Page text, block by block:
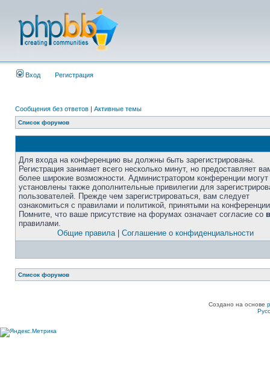
Вход Регистрация
Сообщения без ответов | Активные темы
Список форумов
Для входа на конференцию вы должны быть зарегистрированы.
Регистрация занимает всего несколько минут, но предоставляет
более широкие возможности. Администратором конференции
установлены также дополнительные привилегии для
пользователей. Прежде чем зарегистрироваться, вам следует
ознакомиться с правилами и политикой, принятыми на
Помните, что ваше присутствие на форумах означает согласие со
правилами.
Общие правила| Соглашение о конфиденциальности
Список форумов
Создано на основе